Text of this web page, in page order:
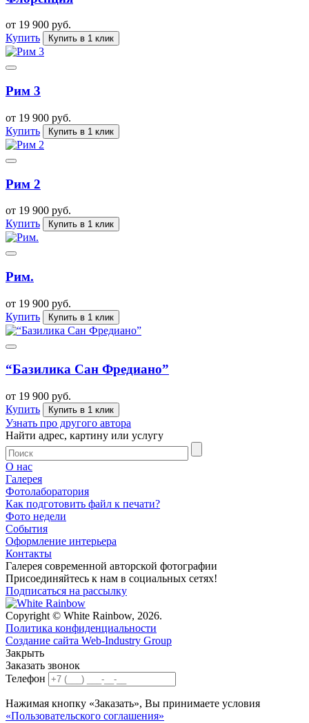
от 19 900 руб.
Купить
Купить в 1 клик
Рим 3
от 19 900 руб.
Купить
Купить в 1 клик
Рим 2
от 19 900 руб.
Купить
Купить в 1 клик
Рим.
от 19 900 руб.
Купить
Купить в 1 клик
“Базилика Сан Фредиано”
от 19 900 руб.
Купить
Купить в 1 клик
Узнать про другого автора
Найти адрес, картину или услугу
О нас
Галерея
Фотолаборатория
Как подготовить файл к печати?
Фото недели
События
Оформление интерьера
Контакты
Галерея современной авторской фотографии
Присоединяйтесь к нам в социальных сетях!
Подписаться на рассылку
Copyright © White Rainbow, 2026.
Политика конфиденциальности
Создание сайта Web-Industry Group
Закрыть
Заказать звонок
Телефон
Нажимая кнопку «Заказать», Вы принимаете условия
«Пользовательского соглашения»